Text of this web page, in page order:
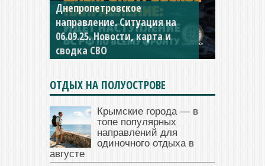
Константиновское
направление. Ситуация на
04.09.25 Новости, карта и
сводка СВО
ОТДЫХ НА ПОЛУОСТРОВЕ
Крымские города — в
топе популярных
направлений для
одиночного отдыха в
августе